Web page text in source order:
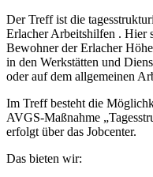
Der Treff ist die
Erlacher Arbeitshilfen . Hier
Bewohner der Erlacher
in den Werkstätten und
oder auf dem allgemeinen
Im Treff besteht die
AVGS-Maßnahme
erfolgt über das Jobcenter.
Das bieten wir: